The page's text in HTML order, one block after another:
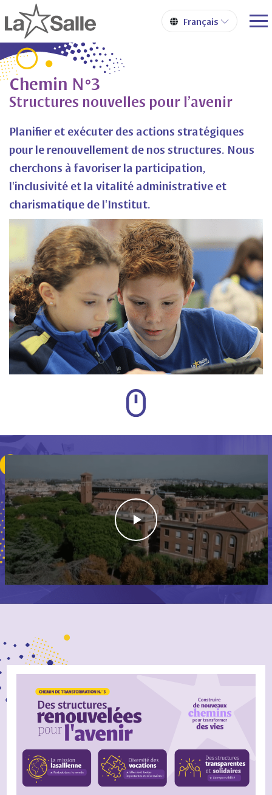
Chemin N°3
Structures nouvelles pour l’avenir
Planifier et exécuter des actions stratégiques
pour le renouvellement de nos structures. Nous
cherchons à favoriser la participation,
l'inclusivité et la vitalité administrative et
charismatique de l'Institut.